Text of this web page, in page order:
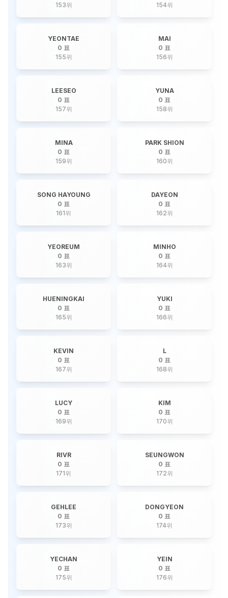
153위
154위
YEONTAE
0 표
155위
MAI
0 표
156위
LEESEO
0 표
157위
YUNA
0 표
158위
MINA
0 표
159위
PARK SHION
0 표
160위
SONG HAYOUNG
0 표
161위
DAYEON
0 표
162위
YEOREUM
0 표
163위
MINHO
0 표
164위
HUENINGKAI
0 표
165위
YUKI
0 표
166위
KEVIN
0 표
167위
L
0 표
168위
LUCY
0 표
169위
KIM
0 표
170위
RIVR
0 표
171위
SEUNGWON
0 표
172위
GEHLEE
0 표
173위
DONGYEON
0 표
174위
YECHAN
0 표
175위
YEIN
0 표
176위